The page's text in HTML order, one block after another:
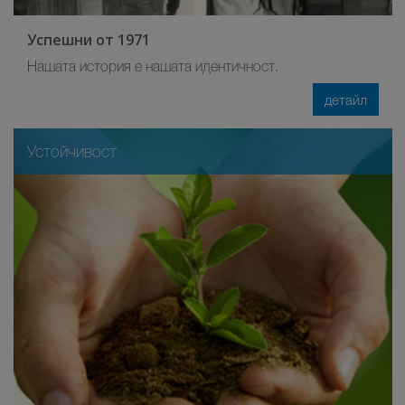
детайл
Успешни от 1971
Нашата история е нашата идентичност.
Устойчивост